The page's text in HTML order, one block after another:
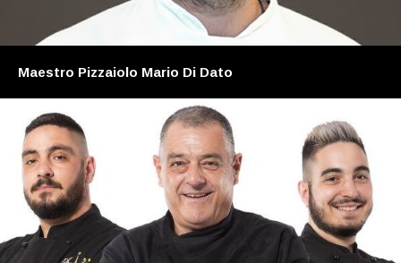
Maestro Pizzaiolo Mario Di Dato